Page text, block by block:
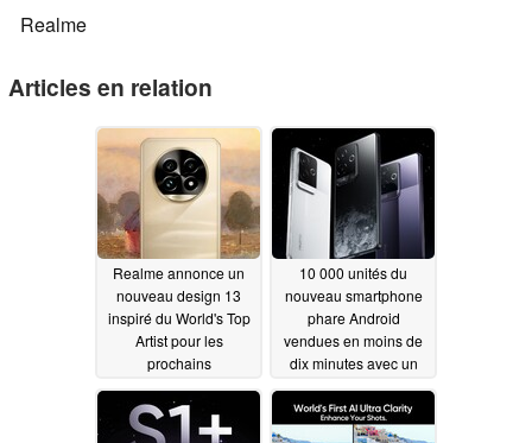
Realme
Articles en relation
Realme annonce un
nouveau design 13
inspiré du World's Top
Artist pour les
prochains
smartphones de la
série Pro Android
07/13/2024
10 000 unités du
nouveau smartphone
phare Android
vendues en moins de
dix minutes avec un
prix inférieur à 600
dollars pour la version
avec 16 Go de RAM